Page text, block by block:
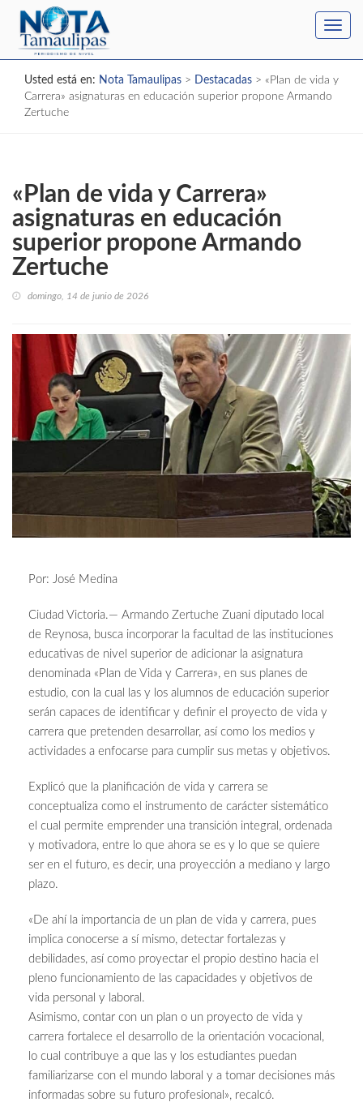
Usted está en: Nota Tamaulipas > Destacadas > «Plan de vida y
Carrera» asignaturas en educación superior propone Armando
Zertuche
«Plan de vida y Carrera»
asignaturas en educación
superior propone Armando
Zertuche
domingo, 14 de junio de 2026
Por: José Medina
Ciudad Victoria.— Armando Zertuche Zuani diputado local
de Reynosa, busca incorporar la facultad de las instituciones
educativas de nivel superior de adicionar la asignatura
denominada «Plan de Vida y Carrera», en sus planes de
estudio, con la cual las y los alumnos de educación superior
serán capaces de identificar y definir el proyecto de vida y
carrera que pretenden desarrollar, así como los medios y
actividades a enfocarse para cumplir sus metas y objetivos.
Explicó que la planificación de vida y carrera se
conceptualiza como el instrumento de carácter sistemático
el cual permite emprender una transición integral, ordenada
y motivadora, entre lo que ahora se es y lo que se quiere
ser en el futuro, es decir, una proyección a mediano y largo
plazo.
«De ahí la importancia de un plan de vida y carrera, pues
implica conocerse a sí mismo, detectar fortalezas y
debilidades, así como proyectar el propio destino hacia el
pleno funcionamiento de las capacidades y objetivos de
vida personal y laboral.
Asimismo, contar con un plan o un proyecto de vida y
carrera fortalece el desarrollo de la orientación vocacional,
lo cual contribuye a que las y los estudiantes puedan
familiarizarse con el mundo laboral y a tomar decisiones más
informadas sobre su futuro profesional», recalcó.